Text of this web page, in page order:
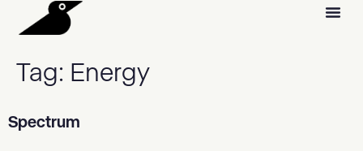
Tag: Energy
Spectrum